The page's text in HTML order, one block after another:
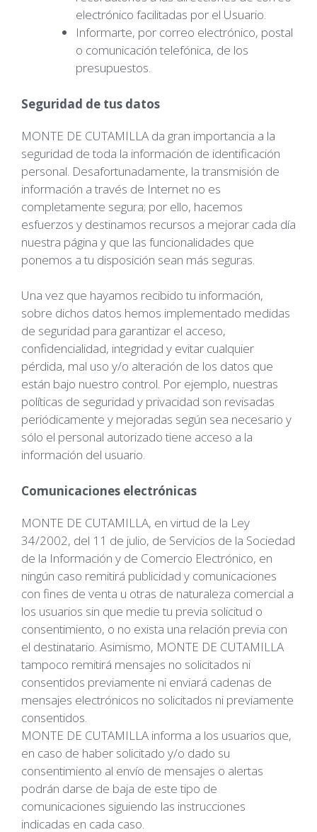
electrónico facilitadas por el Usuario.
Informarte, por correo electrónico, postal
o comunicación telefónica, de los
presupuestos.
Seguridad de tus datos
MONTE DE CUTAMILLA da gran importancia a la
seguridad de toda la información de identificación
personal. Desafortunadamente, la transmisión de
información a través de Internet no es
completamente segura; por ello, hacemos
esfuerzos y destinamos recursos a mejorar cada día
nuestra página y que las funcionalidades que
ponemos a tu disposición sean más seguras.
Una vez que hayamos recibido tu información,
sobre dichos datos hemos implementado medidas
de seguridad para garantizar el acceso,
confidencialidad, integridad y evitar cualquier
pérdida, mal uso y/o alteración de los datos que
están bajo nuestro control. Por ejemplo, nuestras
políticas de seguridad y privacidad son revisadas
periódicamente y mejoradas según sea necesario y
sólo el personal autorizado tiene acceso a la
información del usuario.
Comunicaciones electrónicas
MONTE DE CUTAMILLA, en virtud de la Ley
34/2002, del 11 de julio, de Servicios de la Sociedad
de la Información y de Comercio Electrónico, en
ningún caso remitirá publicidad y comunicaciones
con fines de venta u otras de naturaleza comercial a
los usuarios sin que medie tu previa solicitud o
consentimiento, o no exista una relación previa con
el destinatario. Asimismo, MONTE DE CUTAMILLA
tampoco remitirá mensajes no solicitados ni
consentidos previamente ni enviará cadenas de
mensajes electrónicos no solicitados ni previamente
consentidos.
MONTE DE CUTAMILLA informa a los usuarios que,
en caso de haber solicitado y/o dado su
consentimiento al envío de mensajes o alertas
podrán darse de baja de este tipo de
comunicaciones siguiendo las instrucciones
indicadas en cada caso.